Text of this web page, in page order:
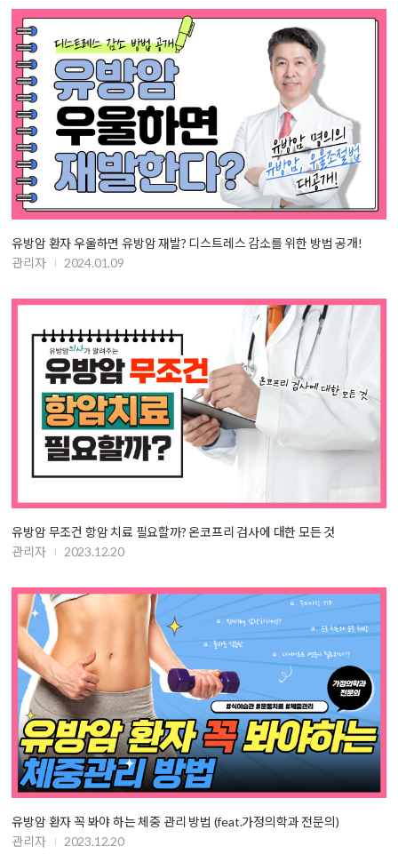
유방암 환자 우울하면 유방암 재발? 디스트레스 감소를 위한 방법 공개!
관리자
2024.01.09
유방암 무조건 항암 치료 필요할까? 온코프리 검사에 대한 모든 것
관리자
2023.12.20
유방암 환자 꼭 봐야 하는 체중 관리 방법 (feat.가정의학과 전문의)
관리자
2023.12.20